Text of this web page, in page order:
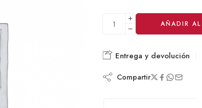
AÑADIR
Alternative:
Entrega y devolución
Compartir